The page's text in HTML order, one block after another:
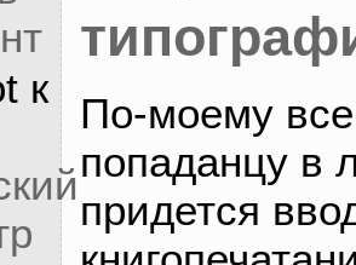
к
По-моему все
попаданцу в
придется